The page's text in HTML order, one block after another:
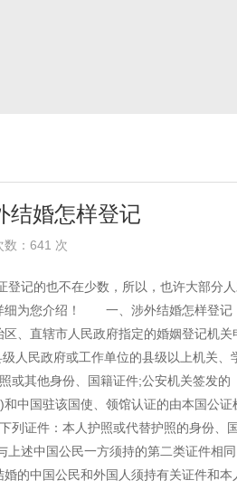
结婚怎样登记
：641 次
记的也不在少数，所以，也许大部分
详细为您介绍！ 一、涉外结婚怎样
区、直辖市人民政府指定的婚姻登记
民政府或工作单位的县级以上机关、
其他身份、国籍证件;公安机关签发的
中国驻该国使、领馆认证的由本国公
证件：本人护照或代替护照的身份、
上述中国公民一方须持的第二类证件
中国公民和外国人须持有关证件和本